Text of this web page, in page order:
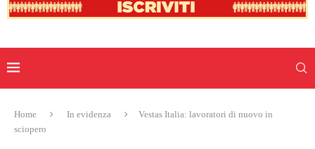
Home In evidenza
Vestas Italia: lavoratori di nuovo in
sciopero